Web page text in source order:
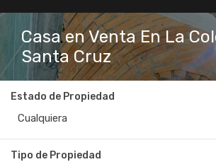
Casa en Venta En La
Santa Cruz
Estado de Propiedad
Cualquiera
Tipo de Propiedad